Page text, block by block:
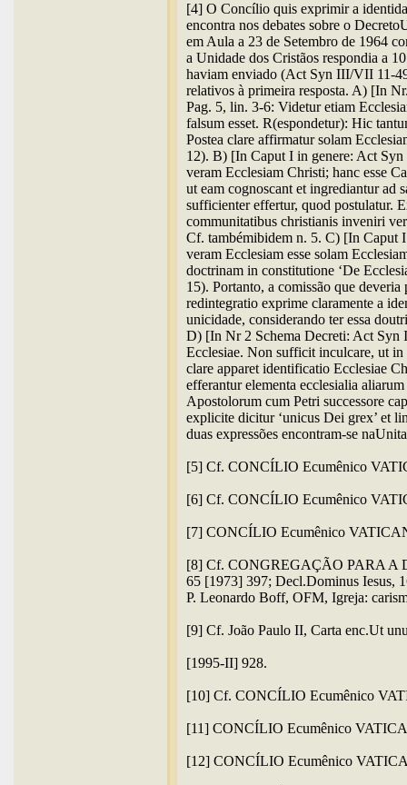
[4] O Concílio quis exprimir a
encontra nos debates sobre o
em Aula a 23 de Setembro de 1964
a Unidade dos Cristãos respondia a
haviam enviado (Act Syn III/VII 11-
relativos à primeira resposta. A) [In
Pag. 5, lin. 3-6: Videtur etiam
falsum esset. R(espondetur): Hic
Postea clare affirmatur solam
12). B) [In Caput I in genere: Act
veram Ecclesiam Christi; hanc esse
ut eam cognoscant et ingrediantur
sufficienter effertur, quod postulatur.
communitatibus christianis inveniri
Cf. tambémibidem n. 5. C) [In Caput
veram Ecclesiam esse solam
doctrinam in constitutione ‘De
15). Portanto, a comissão que
redintegratio exprime claramente a
unicidade, considerando ter essa
D) [In Nr 2 Schema Decreti: Act Syn
Ecclesiae. Non sufficit inculcare, ut
clare apparet identificatio Ecclesiae
efferantur elementa ecclesialia
Apostolorum cum Petri successore
explicite dicitur ‘unicus Dei grex’ et
duas expressões encontram-se
[5] Cf. CONCÍLIO Ecumênico
[6] Cf. CONCÍLIO Ecumênico
[7] CONCÍLIO Ecumênico
[8] Cf. CONGREGAÇÃO PARA A
65 [1973] 397; Decl.Dominus Iesus,
P. Leonardo Boff, OFM, Igreja:
[9] Cf. João Paulo II, Carta enc.Ut
[1995-II] 928.
[10] Cf. CONCÍLIO Ecumênico
[11] CONCÍLIO Ecumênico
[12] CONCÍLIO Ecumênico